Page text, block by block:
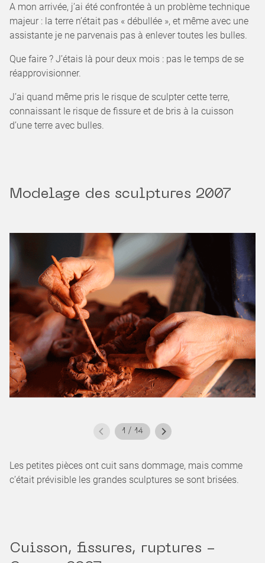
A mon arrivée, j’ai été confrontée à un problème technique
majeur : la terre n’était pas « débullée », et même avec une
assistante je ne parvenais pas à enlever toutes les bulles.
Que faire ? J’étais là pour deux mois : pas le temps de se
réapprovisionner.
J’ai quand même pris le risque de sculpter cette terre,
connaissant le risque de fissure et de bris à la cuisson
d’une terre avec bulles.
Modelage des sculptures 2007
1 / 14
Les petites pièces ont cuit sans dommage, mais comme
c’était prévisible les grandes sculptures se sont brisées.
Cuisson, fissures, ruptures -